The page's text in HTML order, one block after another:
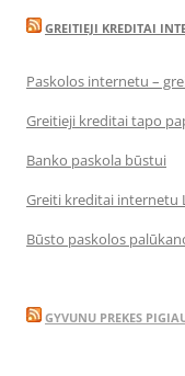
GREITIEJI KREDITAI
Paskolos internetu –
Greitieji kreditai tapo
Banko paskola būstui
Greiti kreditai internetu
Būsto paskolos
GYVUNU PREKES